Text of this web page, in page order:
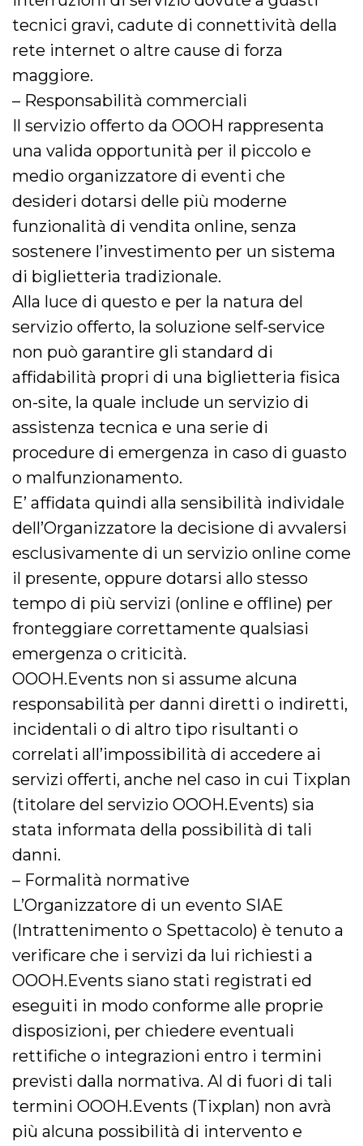
tecnici gravi, cadute di connettività della
rete internet o altre cause di forza
maggiore.
– Responsabilità commerciali
Il servizio offerto da OOOH rappresenta
una valida opportunità per il piccolo e
medio organizzatore di eventi che
desideri dotarsi delle più moderne
funzionalità di vendita online, senza
sostenere l’investimento per un sistema
di biglietteria tradizionale.
Alla luce di questo e per la natura del
servizio offerto, la soluzione self-service
non può garantire gli standard di
affidabilità propri di una biglietteria fisica
on-site, la quale include un servizio di
assistenza tecnica e una serie di
procedure di emergenza in caso di guasto
o malfunzionamento.
E’ affidata quindi alla sensibilità individale
dell’Organizzatore la decisione di avvalersi
esclusivamente di un servizio online come
il presente, oppure dotarsi allo stesso
tempo di più servizi (online e offline) per
fronteggiare correttamente qualsiasi
emergenza o criticità.
OOOH.Events non si assume alcuna
responsabilità per danni diretti o indiretti,
incidentali o di altro tipo risultanti o
correlati all’impossibilità di accedere ai
servizi offerti, anche nel caso in cui Tixplan
(titolare del servizio OOOH.Events) sia
stata informata della possibilità di tali
danni.
– Formalità normative
L’Organizzatore di un evento SIAE
(Intrattenimento o Spettacolo) è tenuto a
verificare che i servizi da lui richiesti a
OOOH.Events siano stati registrati ed
eseguiti in modo conforme alle proprie
disposizioni, per chiedere eventuali
rettifiche o integrazioni entro i termini
previsti dalla normativa. Al di fuori di tali
termini OOOH.Events (Tixplan) non avrà
più alcuna possibilità di intervento e